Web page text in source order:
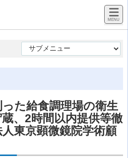
た給食調理場の衛生
、2時間以内提供等徹
東京顕微鏡院学術顧